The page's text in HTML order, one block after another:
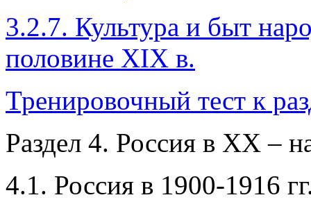
3.2.7. Культура и быт
половине XIX в.
Тренировочный тест к
Раздел 4. Россия в ХХ –
4.1. Россия в 1900-1916